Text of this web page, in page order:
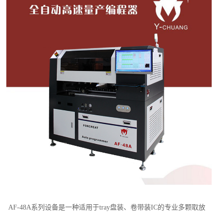
AF-48A系列设备是一种适用于tray盘装、卷带装IC的专业多颗取放